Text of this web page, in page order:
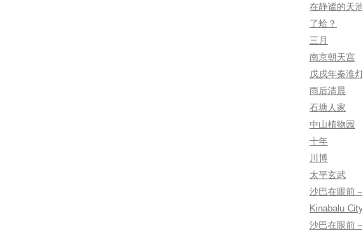
在静谧的天
了蛤？
三月
南京朝天宫
戊戌年秦淮
雨后清晨
石塘人家
中山植物园
十年
川博
太平玄武
沙巴在眼前
Kinabalu
沙巴在眼前